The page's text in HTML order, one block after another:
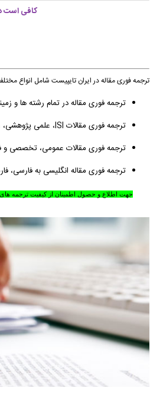
کافی است
ترجمه فوری مقاله در ایران تایپیست شامل انواع
ترجمه فوری مقاله در تمام رشته ها و
ترجمه فوری مقالات ISI، علمی پژوهشی، علمی ترویجی و ...
ترجمه فوری مقالات عمومی، تخصصی
ترجمه فوری مقاله انگلیسی به فارسی، فارسی به
جهت اطلاع و حصول اطمینان از کیفیت ترجمه